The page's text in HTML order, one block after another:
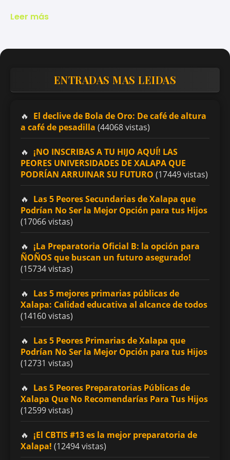
Leer más
ENTRADAS MAS LEIDAS
El declive de Bola de Oro: De café de altura
a café de pesadilla (44068 vistas)
¡NO INSCRIBAS A TU HIJO AQUÍ! LAS
PEORES UNIVERSIDADES DE XALAPA QUE
PODRÍAN ARRUINAR SU FUTURO (17449 vistas)
Las 5 Peores Secundarias de Xalapa que
Podrían No Ser la Mejor Opción para tus Hijos
(17066 vistas)
¡La Preparatoria Oficial B: la opción para
ÑOÑOS que buscan un futuro asegurado!
(15734 vistas)
Las 5 mejores primarias públicas de
Xalapa: Calidad educativa al alcance de todos
(14160 vistas)
Las 5 Peores Primarias de Xalapa que
Podrían No Ser la Mejor Opción para tus Hijos
(12731 vistas)
Las 5 Peores Preparatorias Públicas de
Xalapa Que No Recomendarías Para Tus Hijos
(12599 vistas)
¡El CBTIS #13 es la mejor preparatoria de
Xalapa! (12494 vistas)